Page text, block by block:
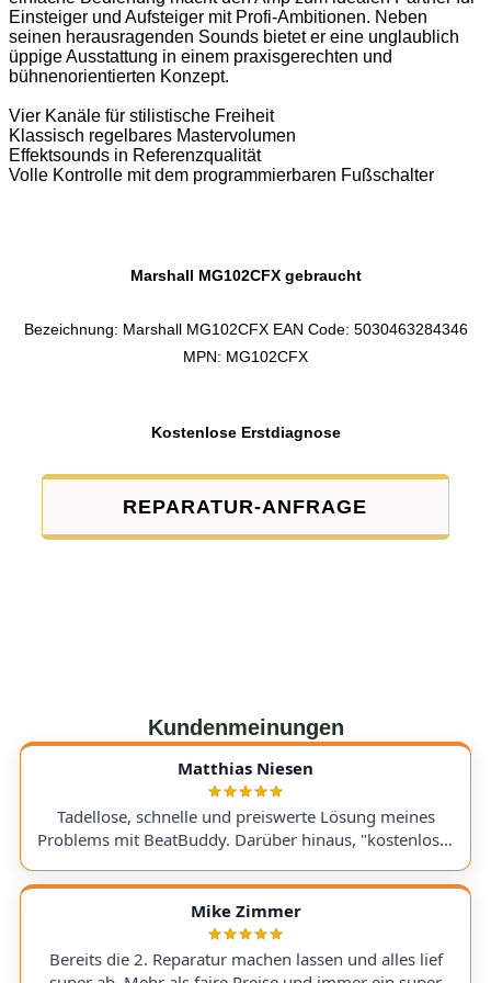
Einsteiger und Aufsteiger mit Profi-Ambitionen. Neben
seinen herausragenden Sounds bietet er eine unglaublich
üppige Ausstattung in einem praxisgerechten und
bühnenorientierten Konzept.
Vier Kanäle für stilistische Freiheit
Klassisch regelbares Mastervolumen
Effektsounds in Referenzqualität
Volle Kontrolle mit dem programmierbaren Fußschalter
Marshall MG102CFX gebraucht
Bezeichnung: Marshall MG102CFX EAN Code: 5030463284346
MPN: MG102CFX
Kostenlose Erstdiagnose
REPARATUR-ANFRAGE
Kundenmeinungen
Matthias Niesen
Tadellose, schnelle und preiswerte Lösung meines
Problems mit BeatBuddy. Darüber hinaus, "kostenloser
bringe. Kommunikation lief hervorragend und die
Rücksendung meines Gerätes ging schnell und
einwandfrei. Ich kann AudioTechniker.de
uneingeschränkt empfehlen. Schön, dass es so etwas
noch gibt! A flawless, fast, and affordable solution to
Mike Zimmer
Bereits die 2. Reparatur machen lassen und alles lief